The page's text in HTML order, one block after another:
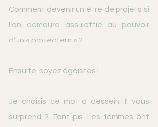
Comment devenir un être de projets si
l’on demeure assujettie au pouvoir
d’un « protecteur » ?
Ensuite, soyez égoïstes !
Je choisis ce mot à dessein. Il vous
surprend ? Tant pis. Les femmes ont